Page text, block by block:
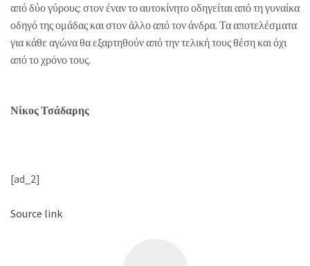
από δύο γύρους: στον έναν το αυτοκίνητο οδηγείται από τη γυναίκα
οδηγό της ομάδας και στον άλλο από τον άνδρα. Τα αποτελέσματα
για κάθε αγώνα θα εξαρτηθούν από την τελική τους θέση και όχι
από το χρόνο τους.
Νίκος Τσάδαρης
[ad_2]
Source link